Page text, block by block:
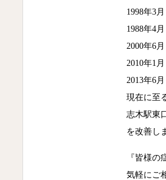
1998年3
1988年4
2000年6
2010年1
2013年6
現在に至
志木駅東
を改善し
『皆様
気軽にご